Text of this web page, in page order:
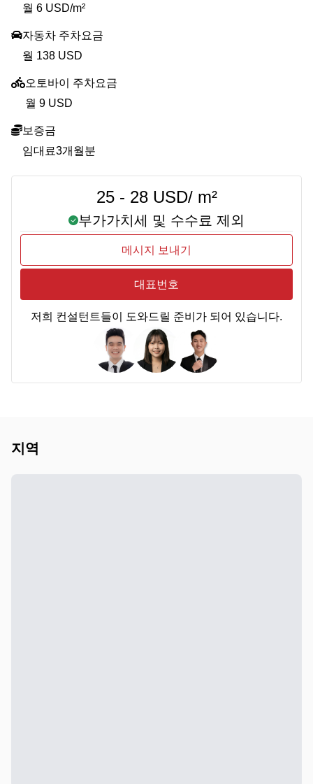
월 6 USD/m²
자동차 주차요금
월 138 USD
오토바이 주차요금
월 9 USD
보증금
임대료3개월분
25 - 28 USD/ m²
부가가치세 및 수수료 제외
메시지 보내기
대표번호
저희 컨설턴트들이 도와드릴 준비가 되어 있습니다.
지역